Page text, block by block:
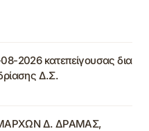
2026 κατεπείγουσας δια
Δ.Σ.
Δ. ΔΡΑΜΑΣ,